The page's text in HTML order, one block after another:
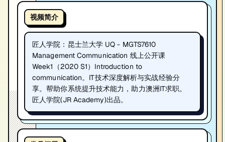
视频简介
匠人学院：昆士兰大学 UQ - MGTS7610
Management Communication 线上公开课
Week1（2020 S1）Introduction to
communication。IT技术深度解析与实战经验分
享。帮助你系统提升技术能力，助力澳洲IT求职。
匠人学院(JR Academy)出品。